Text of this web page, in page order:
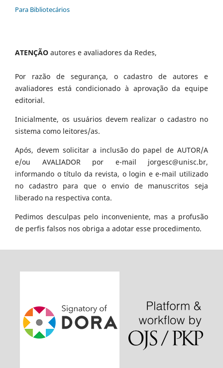
Para Bibliotecários
ATENÇÃO autores e avaliadores da Redes,
Por razão de segurança, o cadastro de autores e
avaliadores está condicionado à aprovação da equipe
editorial.
Inicialmente, os usuários devem realizar o cadastro no
sistema como leitores/as.
Após, devem solicitar a inclusão do papel de AUTOR/A
e/ou AVALIADOR por e-mail jorgesc@unisc.br,
informando o título da revista, o login e e-mail utilizado
no cadastro para que o envio de manuscritos seja
liberado na respectiva conta.
Pedimos desculpas pelo inconveniente, mas a profusão
de perfis falsos nos obriga a adotar esse procedimento.